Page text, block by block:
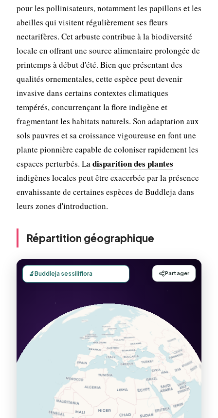
pour les pollinisateurs, notamment les papillons et les
abeilles qui visitent régulièrement ses fleurs
nectarifères. Cet arbuste contribue à la biodiversité
locale en offrant une source alimentaire prolongée de
printemps à début d'été. Bien que présentant des
qualités ornementales, cette espèce peut devenir
invasive dans certains contextes climatiques
tempérés, concurrençant la flore indigène et
fragmentant les habitats naturels. Son adaptation aux
sols pauvres et sa croissance vigoureuse en font une
plante pionnière capable de coloniser rapidement les
espaces perturbés. Ladisparition des plantes
indigènes locales peut être exacerbée par la présence
envahissante de certaines espèces de Buddleja dans
leurs zones d'introduction.
Répartition géographique